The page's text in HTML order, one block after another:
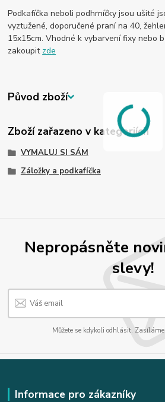
Podkafíčka neboli podhrníčky jsou ušité
vyztužené, doporučené praní na 40,
15x15cm. Vhodné k vybarvení fixy nebo
zakoupit zde
Původ zboží
Zboží zařazeno v kategoriích
VYMALUJ SI SÁM
Záložky a podkafíčka
Nepropásněte
slevy!
Můžete se kdykoli odhlásit.
Informace pro zákazníky